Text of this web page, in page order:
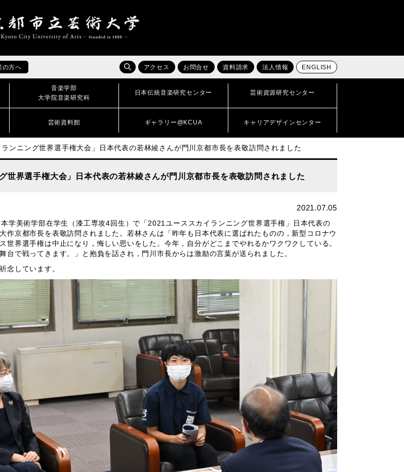
の方へ アクセス お問合せ 資料請求 法人情報 ENGLISH
音楽学部
大学院音楽研究科
日本伝統音楽研究センター 芸術資源研究センター
芸術資料館 ギャラリー@KCUA キャリアデザインセンター
ンニング世界選手権大会」日本代表の若林綾さんが門川京都市長を表敬訪問されました
世界選手権大会」日本代表の若林綾さんが門川京都市長を表敬訪問されました
2021.07.05
学美術学部在学生 （漆工専攻4回生） で「2021ユーススカイランニング世界選手権」日本代表の
作京都市長を表敬訪問されました。若林さんは「昨年も日本代表に選ばれたものの，新型コロナウ
世界選手権は中止になり，悔しい思いをした。今年，自分がどこまでやれるかワクワクしている。
台で戦ってきます。」と抱負を話され，門川市長からは激励の言葉が送られました。
念しています。